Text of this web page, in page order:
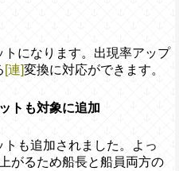
トになります。出現率アップ
[連] 変換に対応ができます。
トも対象に追加
トも追加されました。よっ
がるため船長と船員両方の